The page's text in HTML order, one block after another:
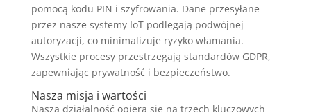
pomocą kodu PIN i szyfrowania. Dane przesyłane
przez nasze systemy IoT podlegają podwójnej
autoryzacji, co minimalizuje ryzyko włamania.
Wszystkie procesy przestrzegają standardów GDPR,
zapewniając prywatność i bezpieczeństwo.
Nasza misja i wartości
Nasza działalność opiera się na trzech kluczowych